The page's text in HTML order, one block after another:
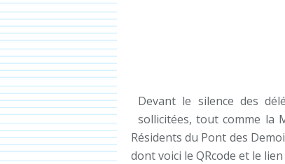
Devant le silence des
sollicitées, tout comme la
Résidents du Pont des
dont voici le QRcode et le lien